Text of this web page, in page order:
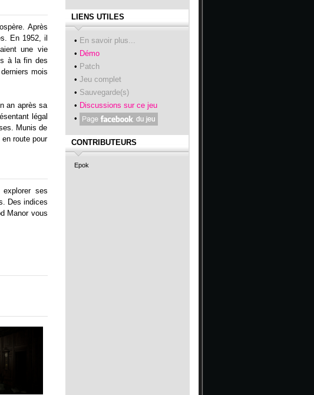
Après
En 1952, il
une vie
à la fin des
mois
an après sa
légal
Munis de
en route pour
ses
Des indices
Manor vous
LIENS UTILES
• En savoir plus...
• Démo
• Patch
• Jeu complet
• Sauvegarde(s)
• Discussions sur ce jeu
•
CONTRIBUTEURS
Epok